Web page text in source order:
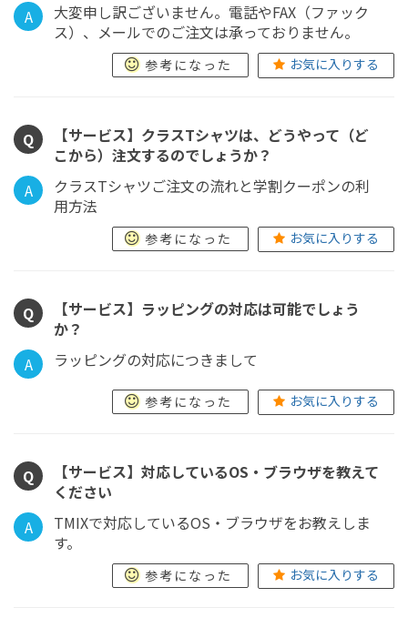
A
大変申し訳ございません。電話やFAX（ファック
ス）、メールでのご注文は承っておりません。
参考になった お気に入りする
Q
【サービス】クラスTシャツは、どうやって（ど
こから）注文するのでしょうか？
A
クラスTシャツご注文の流れと学割クーポンの利
用方法
参考になった お気に入りする
Q
【サービス】ラッピングの対応は可能でしょう
か？
A
ラッピングの対応につきまして
参考になった お気に入りする
Q
【サービス】対応しているOS・ブラウザを教えて
ください
A
TMIXで対応しているOS・ブラウザをお教えしま
す。
参考になった お気に入りする